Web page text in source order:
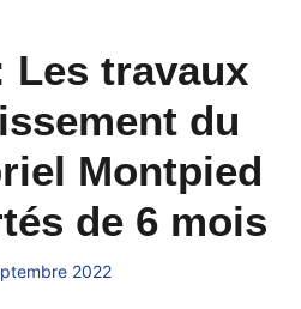
Les travaux
du
Montpied
de 6 mois
2022